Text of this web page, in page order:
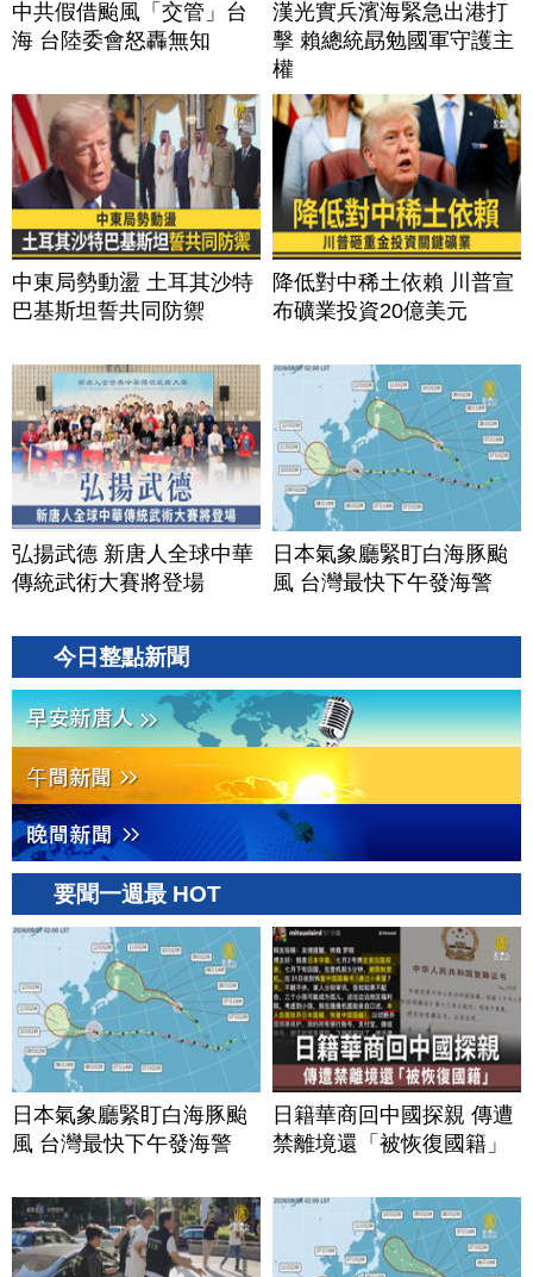
中共假借颱風「交管」台
海 台陸委會怒轟無知
漢光實兵濱海緊急出港打
擊 賴總統勗勉國軍守護主
權
中東局勢動盪 土耳其沙特
巴基斯坦誓共同防禦
降低對中稀土依賴 川普宣
布礦業投資20億美元
弘揚武德 新唐人全球中華
傳統武術大賽將登場
日本氣象廳緊盯白海豚颱
風 台灣最快下午發海警
今日整點新聞
要聞一週最 HOT
日本氣象廳緊盯白海豚颱
風 台灣最快下午發海警
日籍華商回中國探親 傳遭
禁離境還「被恢復國籍」